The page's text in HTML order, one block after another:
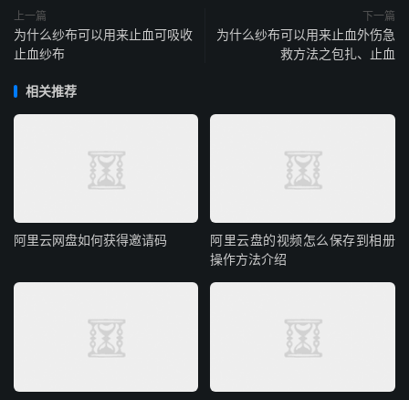
上一篇
为什么纱布可以用来止血可吸收
止血纱布
下一篇
为什么纱布可以用来止血外伤急
救方法之包扎、止血
相关推荐
阿里云网盘如何获得邀请码
阿里云盘的视频怎么保存到相册
操作方法介绍